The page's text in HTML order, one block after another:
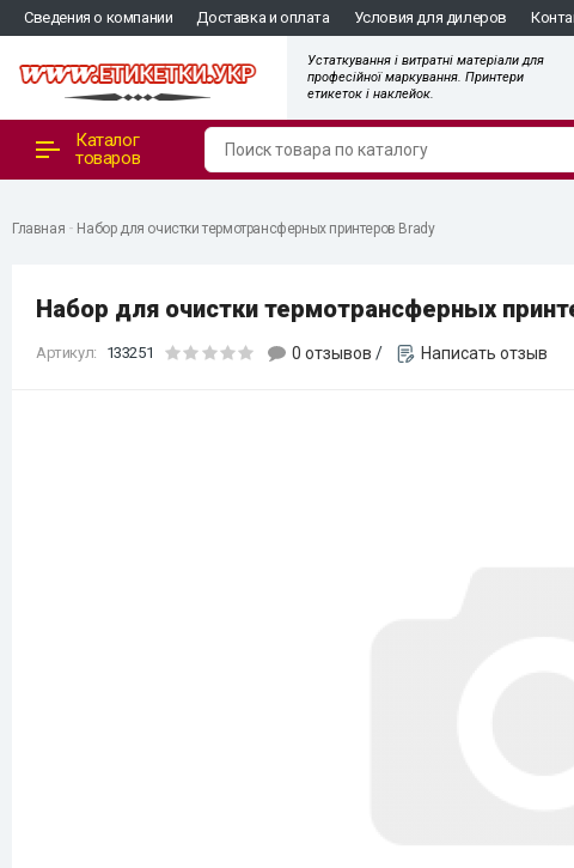
Сведения о компании Доставка и оплата Условия для дилеров
Устаткування і витратні матеріали для
професійної маркування. Принтери
етикеток і наклейок.
Каталог
товаров
Главная Набор для очистки термотрансферных принтеров Brady
Набор для очистки термотрансферных
Артикул: 133251 0 отзывов / Написать отзыв